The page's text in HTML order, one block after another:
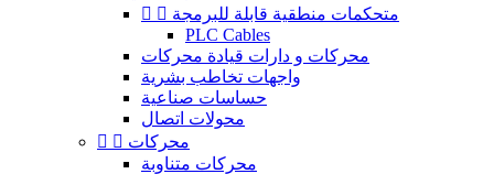
  متحكمات منطقية قابلة للبرمجة
PLC Cables
محركات و دارات قيادة محركات
واجهات تخاطب بشرية
حساسات صناعية
محولات اتصال
  محركات
محركات متناوبة